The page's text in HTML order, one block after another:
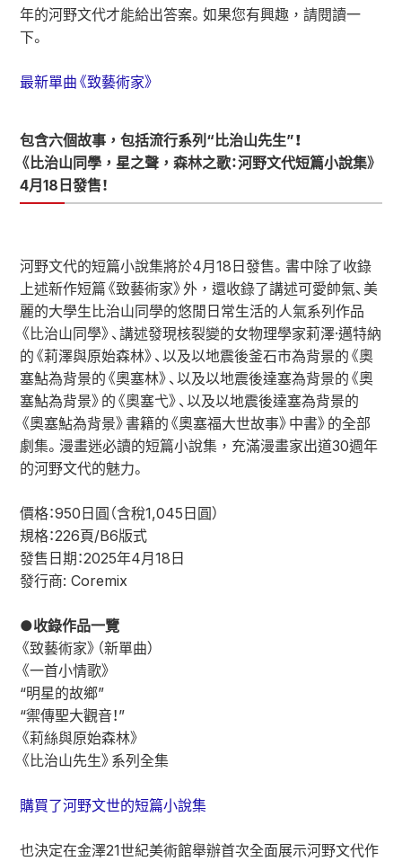
年的河野文代才能給出答案。如果您有興趣，請閱讀一
下。
最新單曲《致藝術家》
包含六個故事，包括流行系列“比治山先生”！
《比治山同學，星之聲，森林之歌：河野文代短篇小說集》
4月18日發售！
河野文代的短篇小說集將於4月18日發售。書中除了收錄
上述新作短篇《致藝術家》外，還收錄了講述可愛帥氣、美
麗的大學生比治山同學的悠閒日常生活的人氣系列作品
《比治山同學》、講述發現核裂變的女物理學家莉澤·邁特納
的《莉澤與原始森林》、以及以地震後釜石市為背景的《奧
塞鮎為背景的《奧塞林》、以及以地震後達塞為背景的《奧
塞鮎為背景》的《奧塞弋》、以及以地震後達塞為背景的
《奧塞鮎為背景》書籍的《奧塞福大世故事》中書》的全部
劇集。漫畫迷必讀的短篇小說集，充滿漫畫家出道30週年
的河野文代的魅力。
價格：950日圓（含稅1,045日圓）
規格：226頁/B6版式
發售日期：2025年4月18日
發行商: Coremix
●收錄作品一覽
《致藝術家》（新單曲）
《一首小情歌》
“明星的故鄉”
“禦傳聖大觀音！”
《莉絲與原始森林》
《比治山先生》系列全集
購買了河野文世的短篇小說集
也決定在金澤21世紀美術館舉辦首次全面展示河野文代作